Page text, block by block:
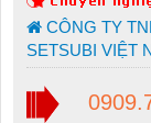
CÔNG TY
SETSUBI VIỆT